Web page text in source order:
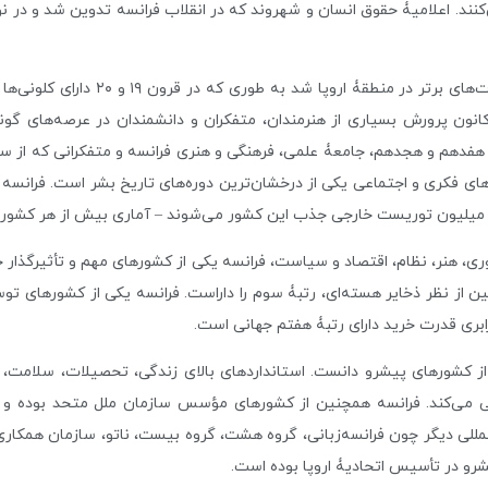
اعلامیۀ حقوق انسان و شهروند که در انقلاب فرانسه تدوین شد و در
بعد از اواخر قرون وسطا، فرانسه
پرورش بسیاری از هنرمندان، متفکران و دانشمندان در عرصه‌های
و هجدهم، جامعۀ علمی، فرهنگی و هنری فرانسه و متفکرانی که از
فکری و اجتماعی یکی از درخشان‌ترین دوره‌های تاریخ بشر است.
هنر، نظام، اقتصاد و سیاست، فرانسه یکی از کشورهای مهم و
نظر ذخایر هسته‌ای، رتبۀ سوم را داراست. فرانسه یکی از کشورهای
قدرت خرید دارای رتبۀ هفتم جهانی است.
از کشورهای پیشرو دانست. استانداردهای بالای زندگی، تحصیلات،
می‌کند. فرانسه همچنین از کشورهای مؤسس سازمان ملل متحد بوده
دیگر چون فرانسه‌زبانی، گروه هشت، گروه بیست، ناتو، سازمان
در تأسیس اتحادیۀ اروپا بوده است.